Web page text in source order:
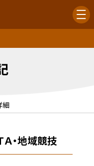
細
・地域競技